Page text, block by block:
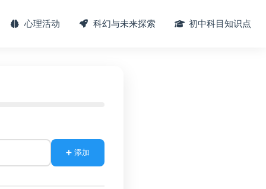
心理活动 科幻与未来探索 初中科目知识点
➕ 添加